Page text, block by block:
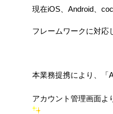
現在iOS Android
フレームワークに対応
本業務提携により 、「
アカウント管理画面よ